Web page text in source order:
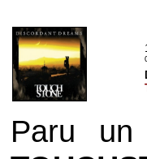
Paru